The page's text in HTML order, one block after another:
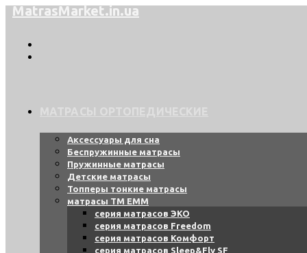
Перейти
MatrasMarket.in.ua
Аксессуары для сна
Беспружинные матрасы
Пружинные матрасы
Детские матрасы
Топперы тонкие матрасы
матрасы ТМ ЕММ
серия матрасов ЭКО
серия матрасов Freedom
серия матрасов Комфорт
серия матрасов Sleep&Fly SF